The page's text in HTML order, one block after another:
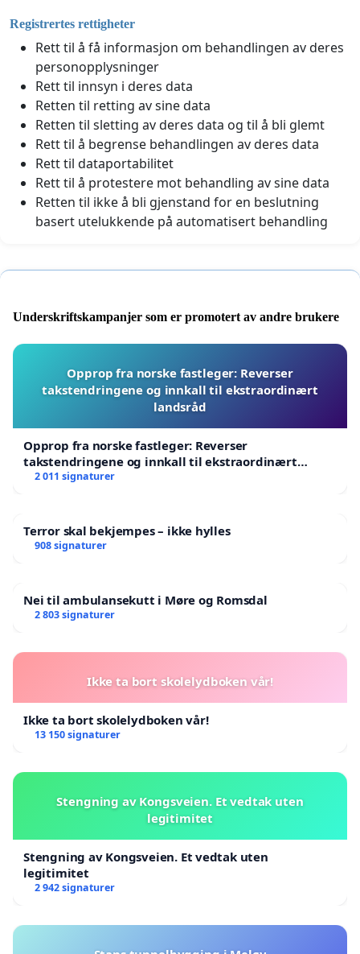
Registrertes rettigheter
Rett til å få informasjon om behandlingen av deres
personopplysninger
Rett til innsyn i deres data
Retten til retting av sine data
Retten til sletting av deres data og til å bli glemt
Rett til å begrense behandlingen av deres data
Rett til dataportabilitet
Rett til å protestere mot behandling av sine data
Retten til ikke å bli gjenstand for en beslutning
basert utelukkende på automatisert behandling
Underskriftskampanjer som er promotert av andre brukere
Opprop fra norske fastleger: Reverser
takstendringene og innkall til ekstraordinært
landsråd
Opprop fra norske fastleger: Reverser
takstendringene og innkall til ekstraordinært
landsråd
2 011 signaturer
Terror skal bekjempes – ikke hylles
908 signaturer
Nei til ambulansekutt i Møre og Romsdal
2 803 signaturer
Ikke ta bort skolelydboken vår!
Ikke ta bort skolelydboken vår!
13 150 signaturer
Stengning av Kongsveien. Et vedtak uten
legitimitet
Stengning av Kongsveien. Et vedtak uten
legitimitet
2 942 signaturer